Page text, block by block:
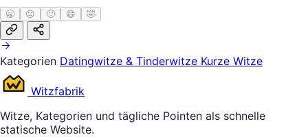
🥱 😐 🙂 😄 🤣
Kategorien Datingwitze & Tinderwitze Kurze Witze
Witzfabrik
Witze, Kategorien und tägliche Pointen als schnelle
statische Website.